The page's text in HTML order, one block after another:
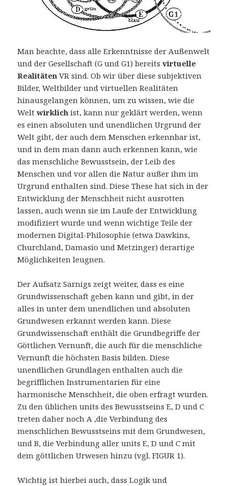
Man beachte, dass alle Erkenntnisse der Außenwelt
und der Gesellschaft (G und G1) bereitsvirtuelle
RealitätenVR sind. Ob wir über diese subjektiven
Bilder, Weltbilder und virtuellen Realitäten
hinausgelangen können, um zu wissen, wie die
Weltwirklich ist, kann nur geklärt werden, wenn
es einen absoluten und unendlichen Urgrund der
Welt gibt, der auch dem Menschen erkennbar ist,
und in dem man dann auch erkennen kann, wie
das menschliche Bewusstsein, der Leib des
Menschen und vor allen die Natur außer ihm im
Urgrund enthalten sind. Diese These hat sich in der
Entwicklung der Menschheit nicht ausrotten
lassen, auch wenn sie im Laufe der Entwicklung
modifiziert wurde und wenn wichtige Teile der
modernen Digital-Philosophie (etwa Dawkins,
Churchland, Damasio und Metzinger) derartige
Möglichkeiten leugnen.
Der Aufsatz Sarnigs zeigt weiter, dass es eine
Grundwissenschaft geben kann und gibt, in der
alles in unter dem unendlichen und absoluten
Grundwesen erkannt werden kann. Diese
Grundwissenschaft enthält die Grundbegriffe der
Göttlichen Vernunft, die auch für die menschliche
Vernunft die höchsten Basis bilden. Diese
unendlichen Grundlagen enthalten auch die
begrifflichen Instrumentarien für eine
harmonische Menschheit, die oben erfragt wurden.
Zu den üblichen units des Bewusstseins E, D und C
treten daher noch A ,die Verbindung des
menschlichen Bewusstseins mit dem Grundwesen,
und B, die Verbindung aller units E, D und C mit
dem göttlichen Urwesen hinzu (vgl. FIGUR 1).
Wichtig ist hierbei auch, dass Logik und